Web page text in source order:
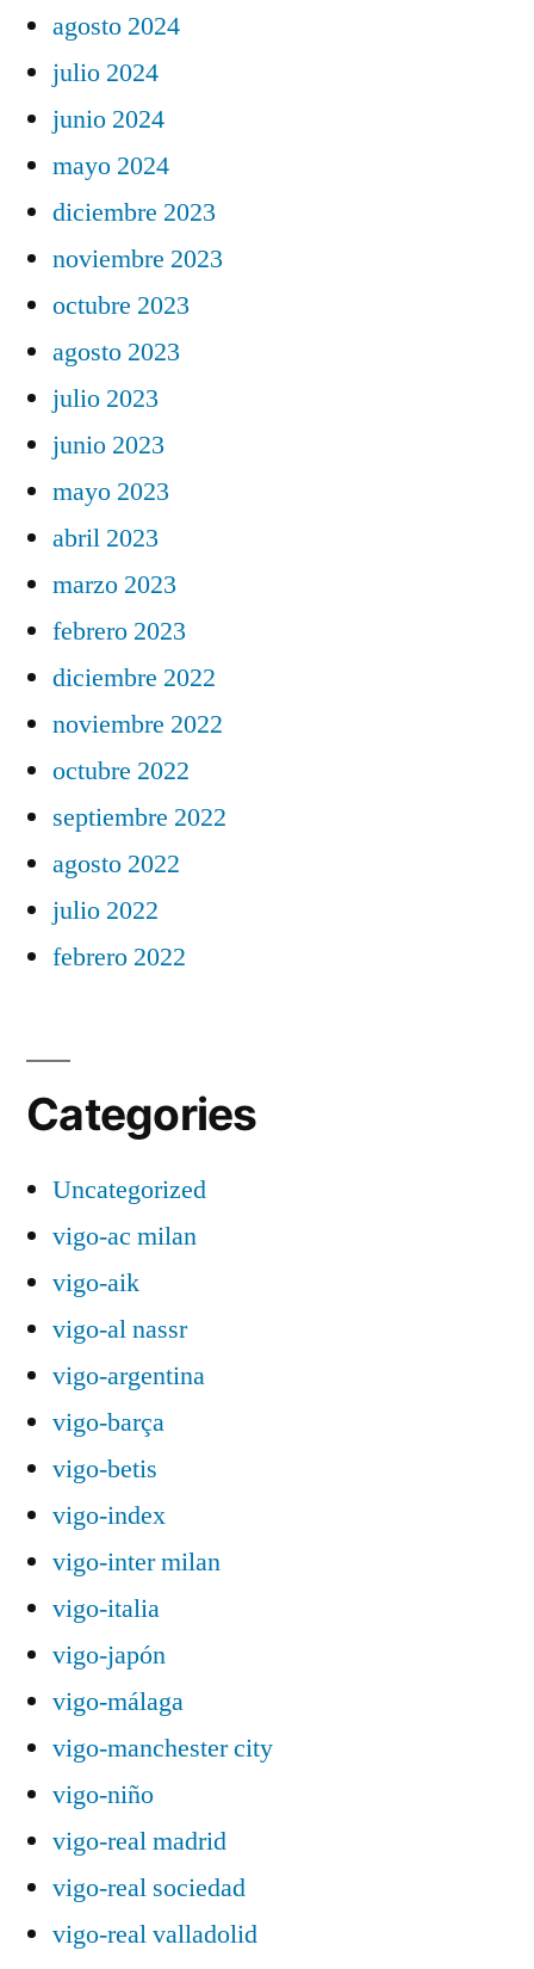
agosto 2024
julio 2024
junio 2024
mayo 2024
diciembre 2023
noviembre 2023
octubre 2023
agosto 2023
julio 2023
junio 2023
mayo 2023
abril 2023
marzo 2023
febrero 2023
diciembre 2022
noviembre 2022
octubre 2022
septiembre 2022
agosto 2022
julio 2022
febrero 2022
Categories
Uncategorized
vigo-ac milan
vigo-aik
vigo-al nassr
vigo-argentina
vigo-barça
vigo-betis
vigo-index
vigo-inter milan
vigo-italia
vigo-japón
vigo-málaga
vigo-manchester city
vigo-niño
vigo-real madrid
vigo-real sociedad
vigo-real valladolid